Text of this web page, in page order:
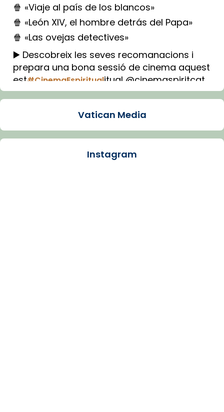
🍿 «Viaje al país de los blancos»
🍿 «León XIV, el hombre detrás del Papa»
🍿 «Las ovejas detectives»
▶️ Descobreix les seves recomanacions i
prepara una bona sessió de cinema aquest
est#CinemaEspiritualitual @cinemaspiritcat
Imatge: Generada amb IA (OpenAI)
Arquebisbat de Barcelona
Vatican Media
Instagram